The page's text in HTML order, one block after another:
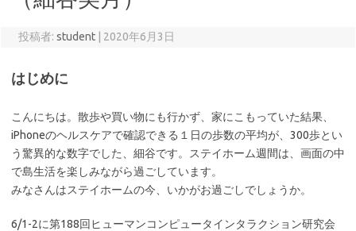
投稿者: student 2020年6月3日
はじめに
こんにちは。散歩や買い物にも行かず、家にこもっていた結果、
iPhoneのヘルスケアで確認できる１日の歩数の平均が、300歩とい
う驚異的な数字でした、細谷です。ステイホーム週間は、画面の中
で島生活を楽しみながら過ごしています。
みなさんはステイホームの今、いかがお過ごしでしょうか。
6/1-2に第188回ヒューマンコンピュータインタラクション研究会